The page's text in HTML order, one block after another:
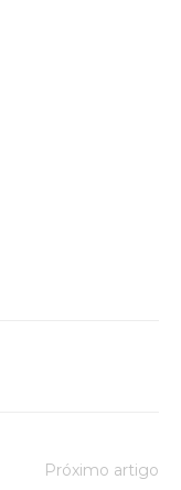
Próximo artigo